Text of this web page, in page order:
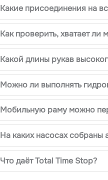
Какие присоединения на
Как проверить, хватает
Какой длины рукав
Можно ли выполнять
Мобильную раму можно
На каких насосах собраны
Что даёт Total Time Stop?